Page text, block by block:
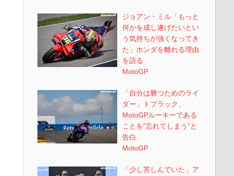
ジョアン・ミル「もっと
何かを成し遂げたいとい
う気持ちが強くなってき
た」ホンダを離れる理由
を語る
MotoGP
「自分は勝つためのライ
ダー」トプラック、
MotoGPルーキーである
ことを”忘れてしまう”と
告白
MotoGP
「少し苦しんでいた」ア